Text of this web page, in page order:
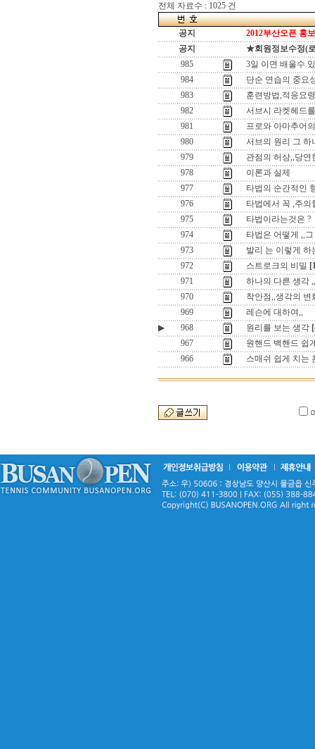
전체 자료수 : 1025 건
공지
2012부산오픈 홍
공지
★회원정보수정(
985
3일 이면 배울수
984
단순 연습의 중요
983
훈련방법,적응요령
982
서브시 라켓헤드
981
프로와 아마추어
980
서브의 원리 그 하
979
관점의 허상,,당연
978
이론과 실제
977
타법의 순간적인
976
타법에서 꼭 ,주의
975
타법이라는것은 ?
974
타법은 어떻게 ,,
973
발리 는 이렇게 하
972
스트로크의 비밀
971
하나의 다른 생각 ,,
970
착안점,,생각의 변
969
레슨에 대하여,,
▶
968 원리를 보는 생각
967
원핸드 백핸드 쉽
966
스매쉬 쉽게 치는